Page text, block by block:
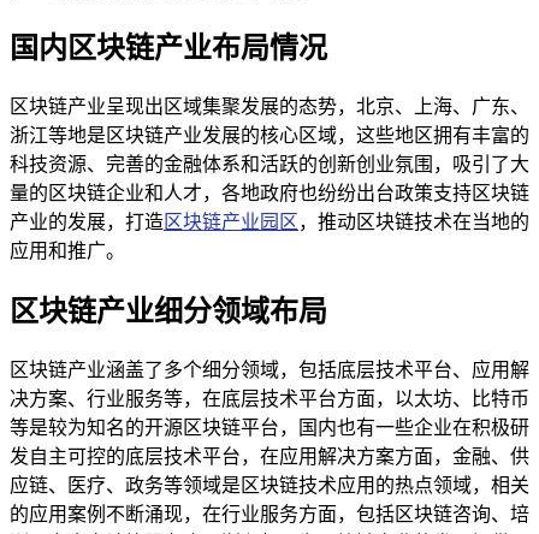
国内区块链产业布局情况
区块链产业呈现出区域集聚发展的态势，北京、上海、广东、
浙江等地是区块链产业发展的核心区域，这些地区拥有丰富的
科技资源、完善的金融体系和活跃的创新创业氛围，吸引了大
量的区块链企业和人才，各地政府也纷纷出台政策支持区块链
产业的发展，打造区块链产业园区，推动区块链技术在当地的
应用和推广。
区块链产业细分领域布局
区块链产业涵盖了多个细分领域，包括底层技术平台、应用解
决方案、行业服务等，在底层技术平台方面，以太坊、比特币
等是较为知名的开源区块链平台，国内也有一些企业在积极研
发自主可控的底层技术平台，在应用解决方案方面，金融、供
应链、医疗、政务等领域是区块链技术应用的热点领域，相关
的应用案例不断涌现，在行业服务方面，包括区块链咨询、培